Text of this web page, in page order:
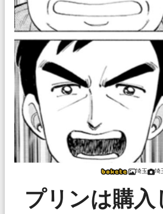
埼玉 埼
プリンは購入